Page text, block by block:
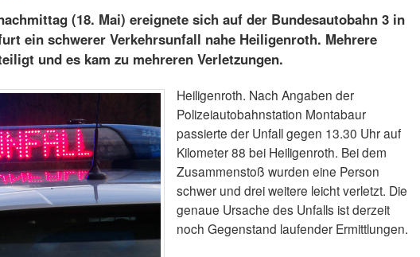
(18. Mai) ereignete sich auf der Bundesautobahn 3 in
ein schwerer Verkehrsunfall nahe Heiligenroth. Mehrere
und es kam zu mehreren Verletzungen.
Heiligenroth. Nach Angaben der
Polizeiautobahnstation Montabaur
passierte der Unfall gegen 13.30 Uhr auf
Kilometer 88 bei Heiligenroth. Bei dem
Zusammenstoß wurden eine Person
schwer und drei weitere leicht verletzt. Die
genaue Ursache des Unfalls ist derzeit
noch Gegenstand laufender Ermittlungen.